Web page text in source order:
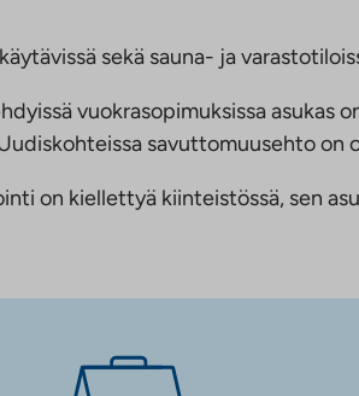
sekä sauna- ja
vuokrasopimuksissa asukas
savuttomuusehto on
on kiellettyä kiinteistössä, sen